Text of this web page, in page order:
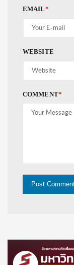
EMAIL*
WEBSITE
COMMENT*